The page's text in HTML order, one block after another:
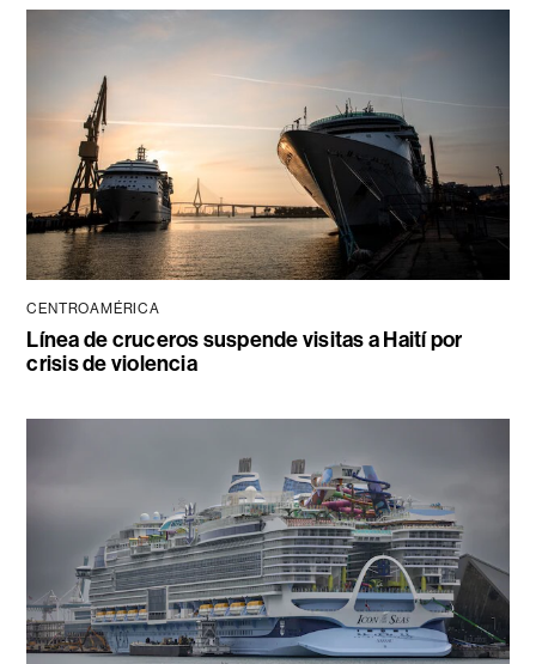
CENTROAMÉRICA
Línea de cruceros suspende visitas a Haití por
crisis de violencia